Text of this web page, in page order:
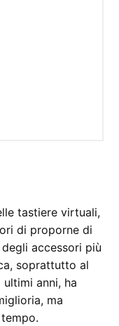
tastiere virtuali,
di proporne di
accessori più
soprattutto al
anni, ha
ma